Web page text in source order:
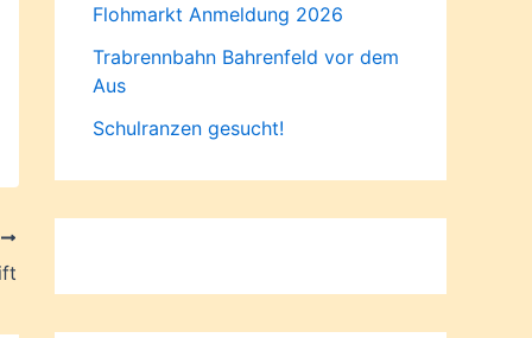
Flohmarkt Anmeldung 2026
Trabrennbahn Bahrenfeld vor dem
Aus
Schulranzen gesucht!